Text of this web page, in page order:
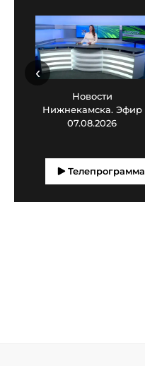
Новости
Нижнекамска. Эфир
07.08.2026
‹
Телепрограмма